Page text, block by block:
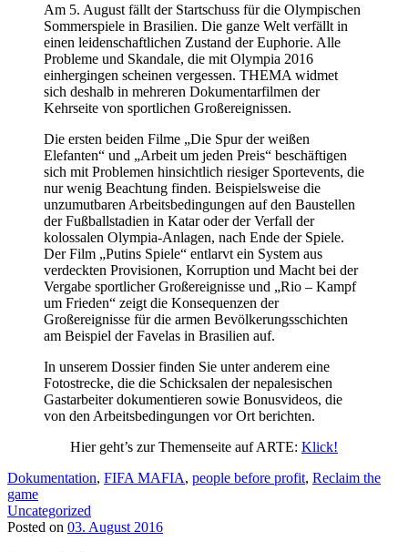
Am 5. August fällt der Startschuss für die Olympischen
Sommerspiele in Brasilien. Die ganze Welt verfällt in
einen leidenschaftlichen Zustand der Euphorie. Alle
Probleme und Skandale, die mit Olympia 2016
einhergingen scheinen vergessen. THEMA widmet
sich deshalb in mehreren Dokumentarfilmen der
Kehrseite von sportlichen Großereignissen.
Die ersten beiden Filme „Die Spur der weißen
Elefanten“ und „Arbeit um jeden Preis“ beschäftigen
sich mit Problemen hinsichtlich riesiger Sportevents, die
nur wenig Beachtung finden. Beispielsweise die
unzumutbaren Arbeitsbedingungen auf den Baustellen
der Fußballstadien in Katar oder der Verfall der
kolossalen Olympia-Anlagen, nach Ende der Spiele.
Der Film „Putins Spiele“ entlarvt ein System aus
verdeckten Provisionen, Korruption und Macht bei der
Vergabe sportlicher Großereignisse und „Rio – Kampf
um Frieden“ zeigt die Konsequenzen der
Großereignisse für die armen Bevölkerungsschichten
am Beispiel der Favelas in Brasilien auf.
In unserem Dossier finden Sie unter anderem eine
Fotostrecke, die die Schicksalen der nepalesischen
Gastarbeiter dokumentieren sowie Bonusvideos, die
von den Arbeitsbedingungen vor Ort berichten.
Hier geht’s zur Themenseite auf ARTE: Klick!
Dokumentation, FIFA MAFIA, people before profit, Reclaim the
game
Uncategorized
Posted on 03. August 2016